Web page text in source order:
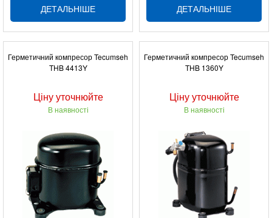
ДЕТАЛЬНІШЕ ДЕТАЛЬНІШЕ
Герметичний компресор Tecumseh
THB 4413Y
Ціну уточнюйте
В наявності
Герметичний компресор Tecumseh
THB 1360Y
Ціну уточнюйте
В наявності